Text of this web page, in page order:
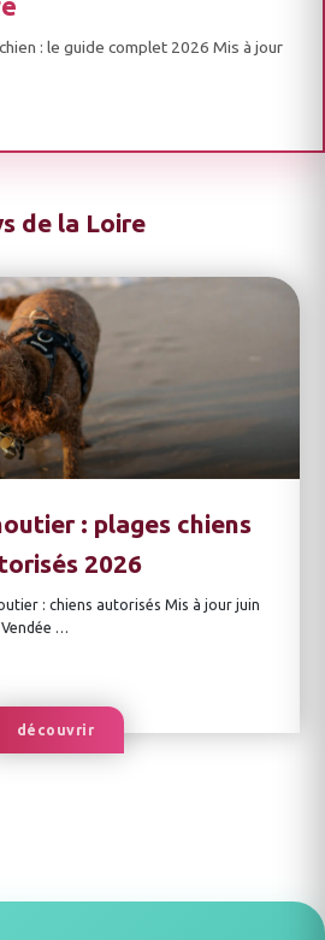
: le guide complet 2026 Mis à jour
de la Loire
: plages chiens
2026
: chiens autorisés Mis à jour juin
Vendée …
découvrir